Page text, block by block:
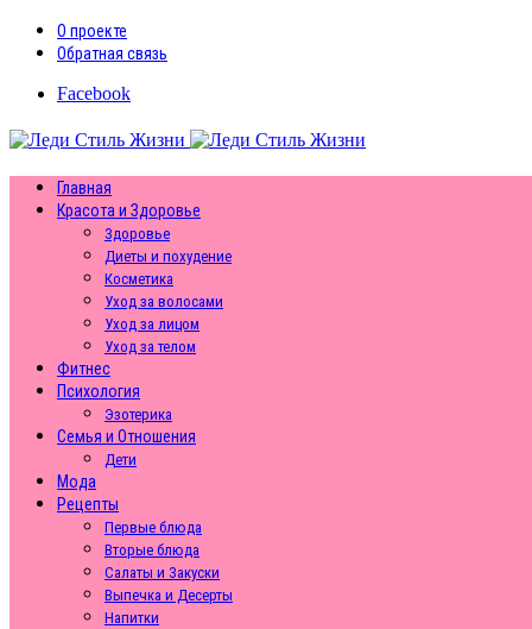
О проекте
Обратная связь
Facebook
Главная
Красота и Здоровье
Здоровье
Диеты и похудение
Косметика
Уход за волосами
Уход за лицом
Уход за телом
Фитнес
Психология
Эзотерика
Семья и Отношения
Дети
Мода
Рецепты
Первые блюда
Вторые блюда
Салаты и Закуски
Выпечка и Десерты
Напитки